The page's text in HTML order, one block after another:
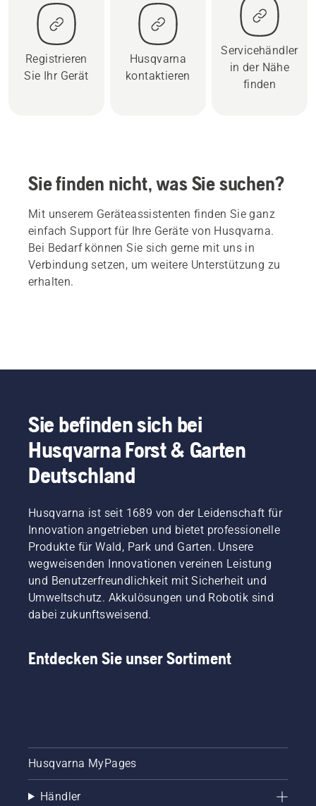
Registrieren
Sie Ihr Gerät
Husqvarna
kontaktieren
Servicehändler
in der Nähe
finden
Sie finden nicht, was Sie suchen?
Mit unserem Geräteassistenten finden Sie ganz
einfach Support für Ihre Geräte von Husqvarna.
Bei Bedarf können Sie sich gerne mit uns in
Verbindung setzen, um weitere Unterstützung zu
erhalten.
Sie befinden sich bei
Husqvarna Forst & Garten
Deutschland
Husqvarna ist seit 1689 von der Leidenschaft für
Innovation angetrieben und bietet professionelle
Produkte für Wald, Park und Garten. Unsere
wegweisenden Innovationen vereinen Leistung
und Benutzerfreundlichkeit mit Sicherheit und
Umweltschutz. Akkulösungen und Robotik sind
dabei zukunftsweisend.
Entdecken Sie unser Sortiment
Husqvarna MyPages
Händler